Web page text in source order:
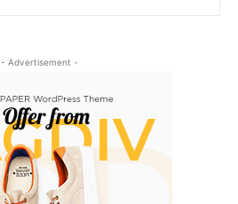
- Advertisement -